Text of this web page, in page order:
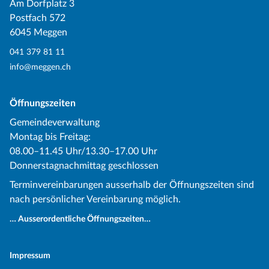
Am Dorfplatz 3
Postfach 572
6045 Meggen
041 379 81 11
info@meggen.ch
Öffnungszeiten
Gemeindeverwaltung
Montag bis Freitag:
08.00–11.45 Uhr/13.30–17.00 Uhr
Donnerstagnachmittag geschlossen
Terminvereinbarungen ausserhalb der Öffnungszeiten sind
nach persönlicher Vereinbarung möglich.
… Ausserordentliche Öffnungszeiten…
Impressum